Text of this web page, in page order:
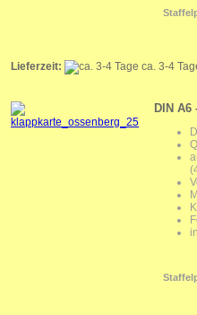
Lieferzeit: ca. 3-4
DIN